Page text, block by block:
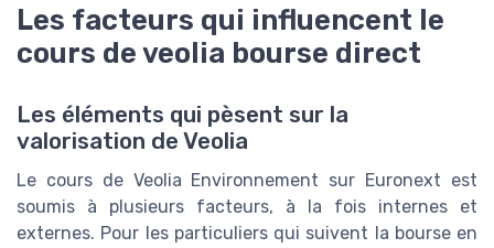
Les facteurs qui influencent le
cours de veolia bourse direct
Les éléments qui pèsent sur la
valorisation de Veolia
Le cours de Veolia Environnement sur Euronext est
soumis à plusieurs facteurs, à la fois internes et
externes. Pour les particuliers qui suivent la bourse en